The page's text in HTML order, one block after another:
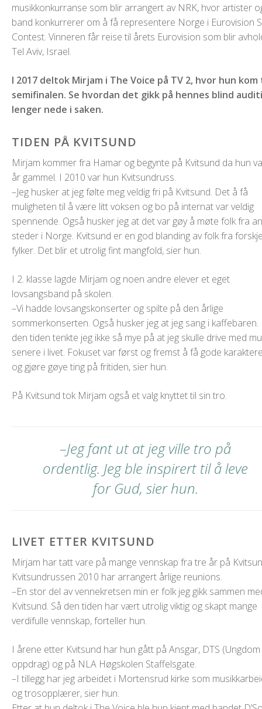
musikkonkurranse som blir arrangert av NRK, hvor artister
band konkurrerer om å få representere Norge i Eurovision
Contest. Vinneren får reise til årets Eurovision som blir
Tel Aviv, Israel.
I 2017 deltok Mirjam i The Voice på TV 2, hvor hun kom
semifinalen. Se hvordan det gikk på hennes blind
lenger nede i saken.
TIDEN PÅ KVITSUND
Mirjam kommer fra Hamar og begynte på Kvitsund da hun
år gammel. I 2010 var hun Kvitsundruss.
–Jeg husker at jeg følte meg veldig fri på Kvitsund. Det å få
muligheten til å være litt voksen og bo på internat var veldig
spennende. Også husker jeg at det var gøy å møte folk fra
steder i Norge. Kvitsund er en god blanding av folk fra
fylker. Det blir et utrolig fint mangfold, sier hun.
I 2. klasse lagde Mirjam og noen andre elever et eget
lovsangsband på skolen.
–Vi hadde lovsangskonserter og spilte på den årlige
sommerkonserten. Også husker jeg at jeg sang i kaffebaren.
den tiden tenkte jeg ikke så mye på at jeg skulle drive med
senere i livet. Fokuset var først og fremst å få gode
og gjøre gøye ting på fritiden, sier hun.
På Kvitsund tok Mirjam også et valg knyttet til sin tro.
–Jeg fant ut at jeg ville tro på
ordentlig. Jeg ble inspirert til å leve
for Gud, sier hun.
LIVET ETTER KVITSUND
Mirjam har tatt vare på mange vennskap fra tre år på
Kvitsundrussen 2010 har arrangert årlige reunions.
–En stor del av vennekretsen min er folk jeg gikk sammen
Kvitsund. Så den tiden har vært utrolig viktig og skapt mange
verdifulle vennskap, forteller hun.
I årene etter Kvitsund har hun gått på Ansgar, DTS (Ungdom
oppdrag) og på NLA Høgskolen Staffelsgate.
–I tillegg har jeg arbeidet i Mortensrud kirke som
og trosopplærer, sier hun.